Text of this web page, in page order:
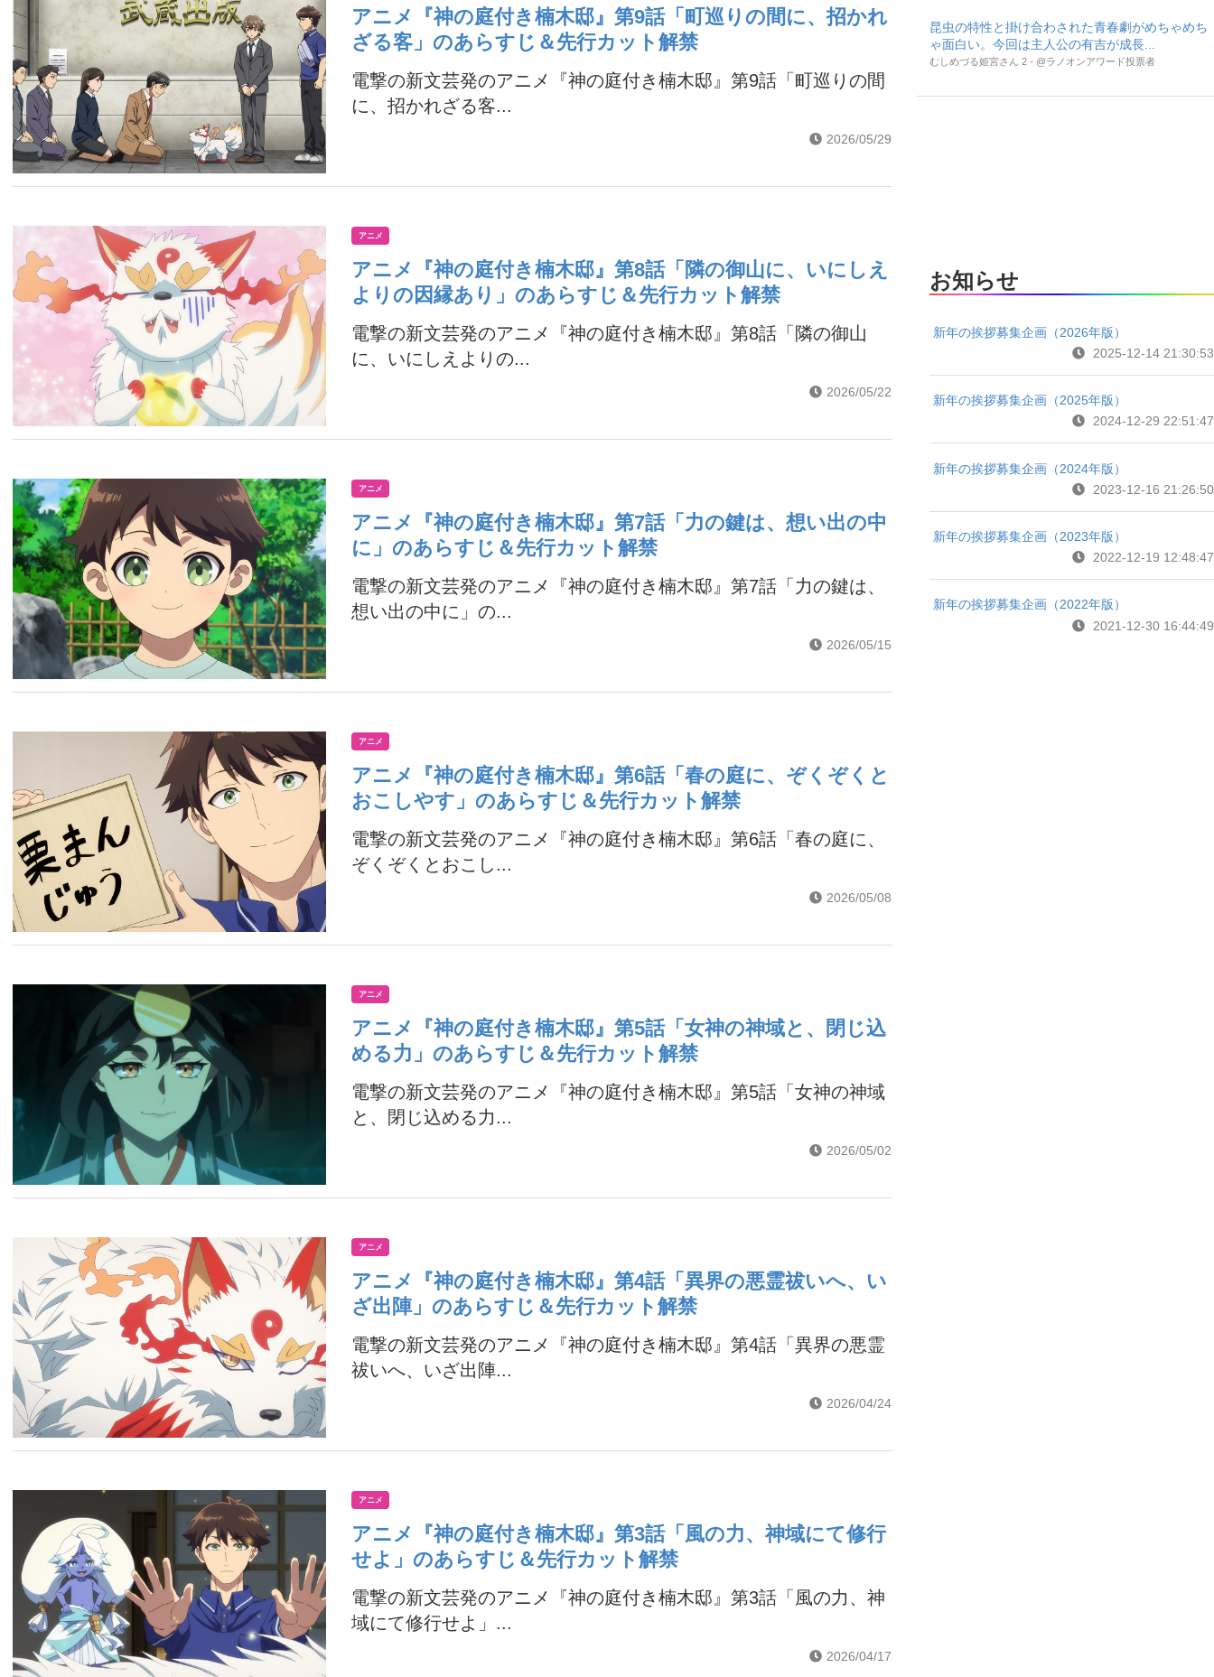
アニメ『神の庭付き楠木邸』第9話「町巡りの間に、招かれ
ざる客」のあらすじ＆先行カット解禁
電撃の新文芸発のアニメ『神の庭付き楠木邸』第9話「町巡りの間
に、招かれざる客...
2026/05/29
アニメ
アニメ『神の庭付き楠木邸』第8話「隣の御山に、いにしえ
よりの因縁あり」のあらすじ＆先行カット解禁
電撃の新文芸発のアニメ『神の庭付き楠木邸』第8話「隣の御山
に、いにしえよりの...
2026/05/22
アニメ
アニメ『神の庭付き楠木邸』第7話「力の鍵は、想い出の中
に」のあらすじ＆先行カット解禁
電撃の新文芸発のアニメ『神の庭付き楠木邸』第7話「力の鍵は、
想い出の中に」の...
2026/05/15
アニメ
アニメ『神の庭付き楠木邸』第6話「春の庭に、ぞくぞくと
おこしやす」のあらすじ＆先行カット解禁
電撃の新文芸発のアニメ『神の庭付き楠木邸』第6話「春の庭に、
ぞくぞくとおこし...
2026/05/08
アニメ
アニメ『神の庭付き楠木邸』第5話「女神の神域と、閉じ込
める力」のあらすじ＆先行カット解禁
電撃の新文芸発のアニメ『神の庭付き楠木邸』第5話「女神の神域
と、閉じ込める力...
2026/05/02
アニメ
アニメ『神の庭付き楠木邸』第4話「異界の悪霊祓いへ、い
ざ出陣」のあらすじ＆先行カット解禁
電撃の新文芸発のアニメ『神の庭付き楠木邸』第4話「異界の悪霊
祓いへ、いざ出陣...
2026/04/24
アニメ
アニメ『神の庭付き楠木邸』第3話「風の力、神域にて修行
せよ」のあらすじ＆先行カット解禁
電撃の新文芸発のアニメ『神の庭付き楠木邸』第3話「風の力、神
域にて修行せよ」...
2026/04/17
昆虫の特性と掛け合わされた青春劇がめちゃめち
ゃ面白い。今回は主人公の有吉が成長...
むしめづる姫宮さん 2 - @ラノオンアワード投票者
お知らせ
新年の挨拶募集企画（2026年版）
2025-12-14 21:30:53
新年の挨拶募集企画（2025年版）
2024-12-29 22:51:47
新年の挨拶募集企画（2024年版）
2023-12-16 21:26:50
新年の挨拶募集企画（2023年版）
2022-12-19 12:48:47
新年の挨拶募集企画（2022年版）
2021-12-30 16:44:49